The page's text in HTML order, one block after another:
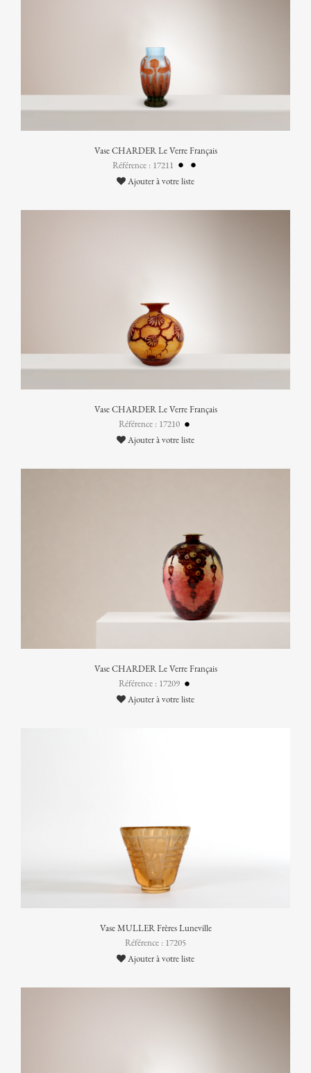
Vase CHARDER Le Verre Français
Référence : 17211
Ajouter à votre liste
Vase CHARDER Le Verre Français
Référence : 17210
Ajouter à votre liste
Vase CHARDER Le Verre Français
Référence : 17209
Ajouter à votre liste
Vase MULLER Frères Luneville
Référence : 17205
Ajouter à votre liste